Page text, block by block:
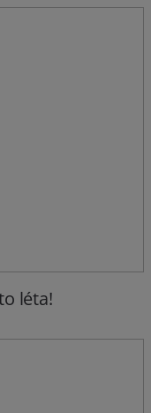
léta!